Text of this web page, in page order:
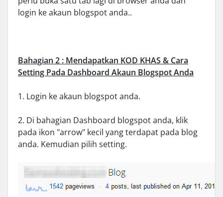
login ke akaun blogspot anda..
Bahagian 2 : Mendapatkan KOD KHAS & Cara
Setting Pada Dashboard Akaun Blogspot Anda
1. Login ke akaun blogspot anda.
2. Di bahagian Dashboard blogspot anda, klik
pada ikon "arrow" kecil yang terdapat pada blog
anda. Kemudian pilih setting.